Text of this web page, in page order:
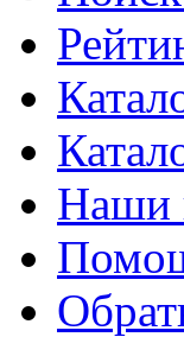
Наши